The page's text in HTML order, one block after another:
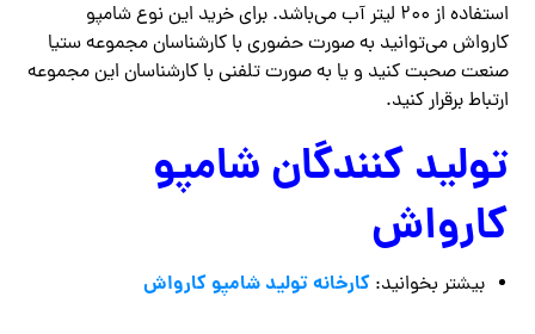
استفاده از ۲۰۰ لیتر آب می‌باشد. برای خرید این نوع شامپو
کارواش می‌توانید به صورت حضوری با کارشناسان مجموعه ستیا
صنعت صحبت کنید و یا به صورت تلفنی با کارشناسان این مجموعه
ارتباط برقرار کنید.
تولید کنندگان شامپو
کارواش
بیشتر بخوانید:کارخانه تولید شامپو کارواش